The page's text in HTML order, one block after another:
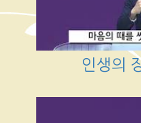
인생의